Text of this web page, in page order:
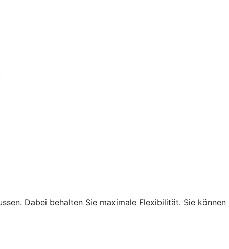
Dabei behalten Sie maximale Flexibilität. Sie können